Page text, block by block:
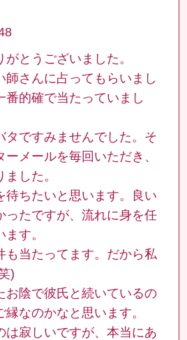
とうございました。
師さんに占ってもらいまし
番的確で当たっていまし
タですみませんでした。そ
メールを毎回いただき、
した。
待ちたいと思います。良い
ったですが、流れに身を任
す。
も当たってます。だから私
)
お陰で彼氏と続いているの
なのかなと思います。
は寂しいですが、本当にあ